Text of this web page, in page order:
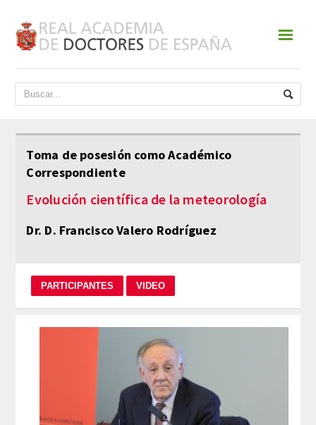
ACADEMIA
DATOS HISTÓRICOS
HISTORIA
PRESIDENTES
NORMATIVA
ESTATUTOS
ACADÉMICOS
☰
Toma de posesión como Académico
Correspondiente
Evolución científica de la meteorología
Dr. D. Francisco Valero Rodríguez